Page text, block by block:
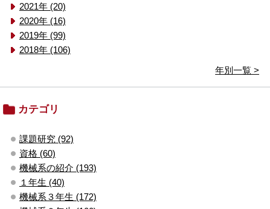
2021年 (20)
2020年 (16)
2019年 (99)
2018年 (106)
年別一覧 >
カテゴリ
課題研究 (92)
資格 (60)
機械系の紹介 (193)
１年生 (40)
機械系３年生 (172)